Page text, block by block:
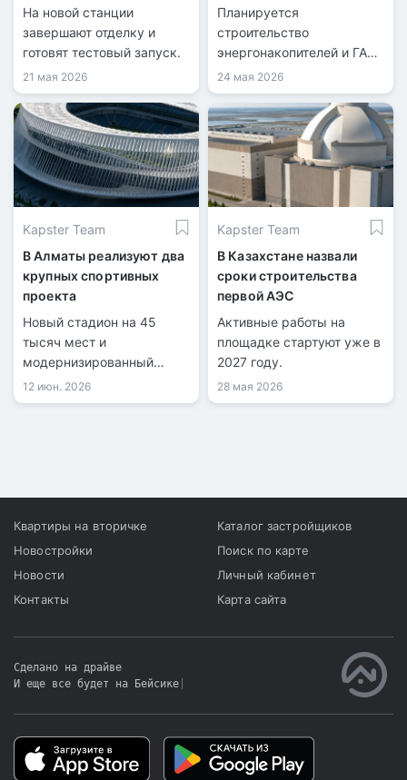
На новой станции
завершают отделку и
готовят тестовый запуск.
21 мая 2026
Планируется
строительство
энергонакопителей и ГАЭС
общей мощностью 1,6 ГВт.
24 мая 2026
Kapster Team
В Алматы реализуют два
крупных спортивных
проекта
Новый стадион на 45
тысяч мест и
модернизированный
«Медеу».
12 июн. 2026
Kapster Team
В Казахстане назвали
сроки строительства
первой АЭС
Активные работы на
площадке стартуют уже в
2027 году.
28 мая 2026
Квартиры на вторичке
Новостройки
Новости
Контакты
Каталог застройщиков
Поиск по карте
Личный кабинет
Карта сайта
Сделано на драйве
И еще все будет на Бейсике